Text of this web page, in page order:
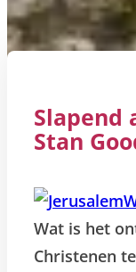
Slapend
Stan
Wat is het
Christenen